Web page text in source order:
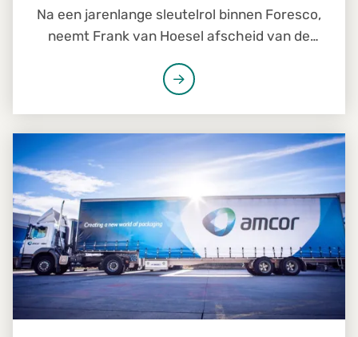
Na een jarenlange sleutelrol binnen Foresco,
neemt Frank van Hoesel afscheid van de
mee aan de basis van vele veranderingen. Van
professionalisering van processen en
systemen. Tijd om terug te blikken op een
periode waarin Foresco uitgroeide van een
verzameling bedrijven tot één geïntegreerde
organisatie.
SAMENWERKEN OVER GRENZEN HEEN VOOR AMCOR